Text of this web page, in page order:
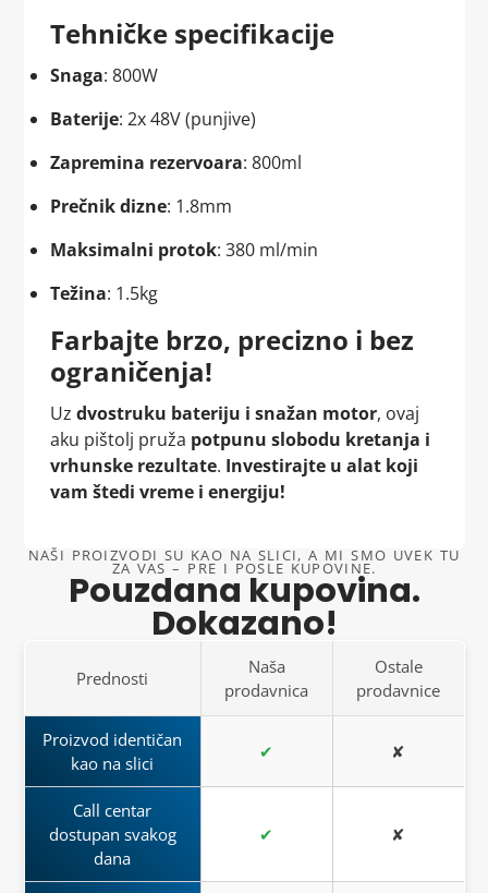
Tehničke specifikacije
Snaga: 800W
Baterije: 2x 48V (punjive)
Zapremina rezervoara: 800ml
Prečnik dizne: 1.8mm
Maksimalni protok: 380 ml/min
Težina: 1.5kg
Farbajte brzo, precizno i bez
ograničenja!
Uz dvostruku bateriju i snažan motor, ovaj
aku pištolj pruža potpunu slobodu kretanja i
vrhunske rezultate. Investirajte u alat koji
vam štedi vreme i energiju!
NAŠI PROIZVODI SU KAO NA SLICI, A MI SMO UVEK TU
ZA VAS – PRE I POSLE KUPOVINE.
Pouzdana kupovina.
Dokazano!
Prednosti
Naša
prodavnica
Ostale
prodavnice
Proizvod identičan
kao na slici
✔ ✘
Call centar
dostupan svakog
dana
✔ ✘